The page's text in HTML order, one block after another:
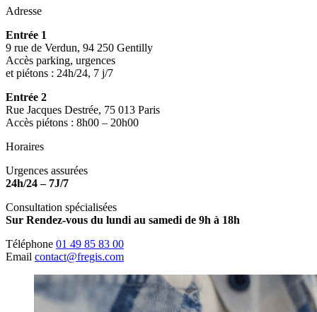
Adresse
Entrée 1
9 rue de Verdun, 94 250 Gentilly
Accès parking, urgences
et piétons : 24h/24, 7 j/7
Entrée 2
Rue Jacques Destrée, 75 013 Paris
Accès piétons : 8h00 – 20h00
Horaires
Urgences assurées
24h/24 – 7J/7
Consultation spécialisées
Sur Rendez-vous du lundi au samedi de 9h à 18h
Téléphone 01 49 85 83 00
Email contact@fregis.com